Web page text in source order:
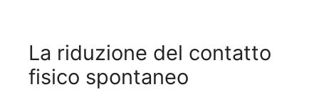
La riduzione del contatto
fisico spontaneo